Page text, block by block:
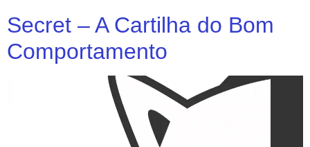
Secret – A Cartilha do Bom
Comportamento